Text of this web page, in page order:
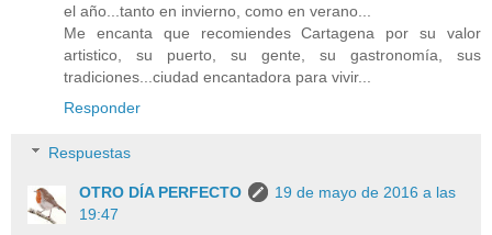
el año...tanto en invierno, como en verano...
Me encanta que recomiendes Cartagena por su valor
artistico, su puerto, su gente, su gastronomía, sus
tradiciones...ciudad encantadora para vivir...
Responder
Respuestas
OTRO DÍA PERFECTO
19 de mayo de 2016 a las
19:47